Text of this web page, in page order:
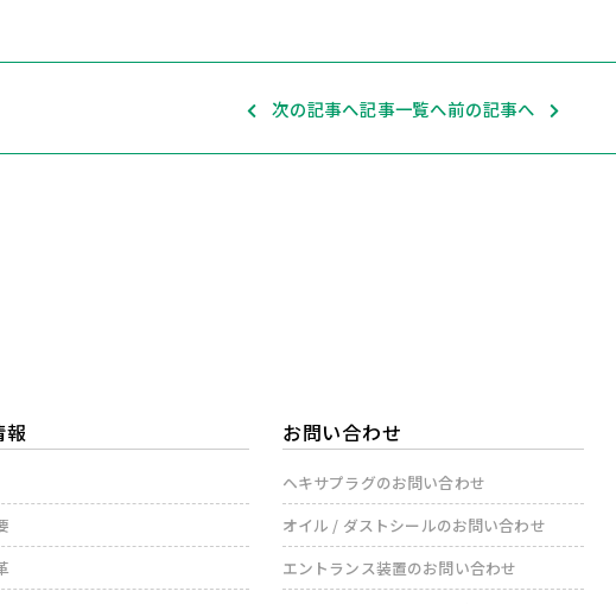
次の記事へ記事一覧へ前の記事へ
報 お問い合わせ
ヘキサプラグのお問い合わせ
オイル / ダストシールのお問い合わせ
エントランス装置のお問い合わせ